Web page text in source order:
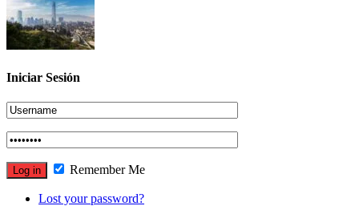
Iniciar Sesión
Remember Me
Lost your password?